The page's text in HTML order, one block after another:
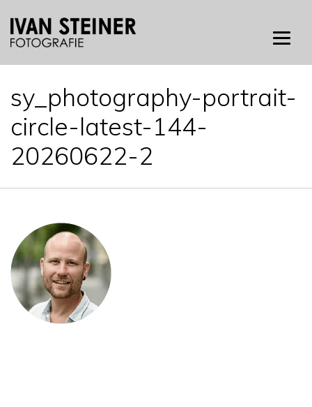
sy_photography-portrait-
circle-latest-144-
20260622-2